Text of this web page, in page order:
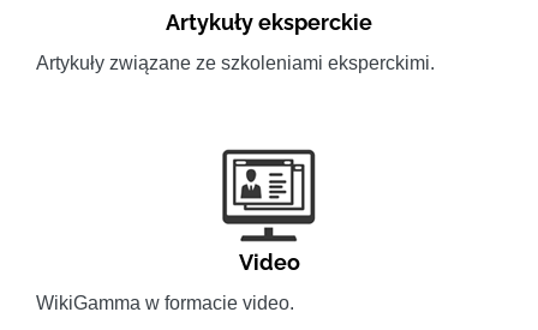
Artykuły eksperckie
Artykuły związane ze szkoleniami eksperckimi.
Video
WikiGamma w formacie video.